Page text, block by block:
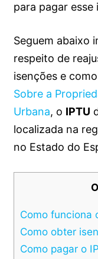
para pagar esse
Seguem abaixo
respeito de
isenções e
Sobre a
Urbana, o IPTU
localizada na
no Estado do
Como funciona
Como obter
Como pagar o